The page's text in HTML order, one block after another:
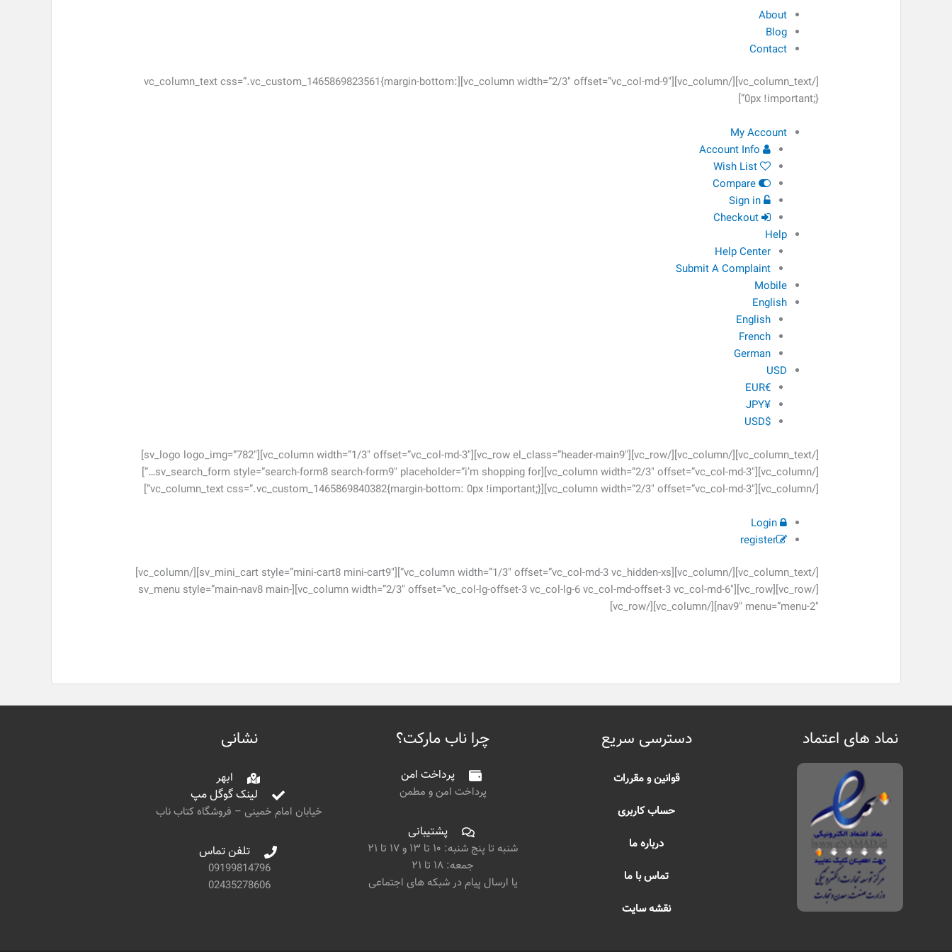
About
Blog
Contact
[/vc_column_text][/vc_column][vc_column width=”2/3″ offset=”vc_col-md-9″][vc_column_text css=”.vc_custom_1465869823561{margin-bottom:
0px !important;}”]
My Account
Account Info
Wish List
Compare
Sign in
Checkout
Help
Help Center
Submit A Complaint
Mobile
English
English
French
German
USD
€EUR
¥JPY
$USD
[/vc_column_text][/vc_column][/vc_row][vc_row el_class=”header-main9″][vc_column width=”1/3″ offset=”vc_col-md-3″][sv_logo logo_img=”782″]
[/vc_column][vc_column width=”2/3″ offset=”vc_col-md-3″][sv_search_form style=”search-form8 search-form9″ placeholder=”i’m shopping for…”]
[/vc_column][vc_column width=”2/3″ offset=”vc_col-md-3″][vc_column_text css=”.vc_custom_1465869840382{margin-bottom: 0px !important;}”]
Login
register
[/vc_column_text][/vc_column][vc_column width=”1/3″ offset=”vc_col-md-3 vc_hidden-xs”][sv_mini_cart style=”mini-cart8 mini-cart9″][/vc_column]
[/vc_row][vc_row][vc_column width=”2/3″ offset=”vc_col-lg-offset-3 vc_col-lg-6 vc_col-md-offset-3 vc_col-md-6″][sv_menu style=”main-nav8 main-
nav9″ menu=”menu-2″][/vc_column][/vc_row]
نماد های اعتماد دسترسی سریع
قوانین و مقررات
حساب کاربری
درباره ما
تماس با ما
نقشه سایت
چرا ناب مارکت؟
پرداخت امن
پرداخت امن و مطمن
پشتیبانی
شنبه تا پنج شنبه: ۱۰ تا ۱۳ و ۱۷ تا ۲۱
جمعه: ۱۸ تا ۲۱
یا ارسال پیام در شبکه های اجتماعی
نشانی
ابهر
لینک گوگل مپ
خیابان امام خمینی – فروشگاه کتاب ناب
تلفن تماس
09199814796
02435278606